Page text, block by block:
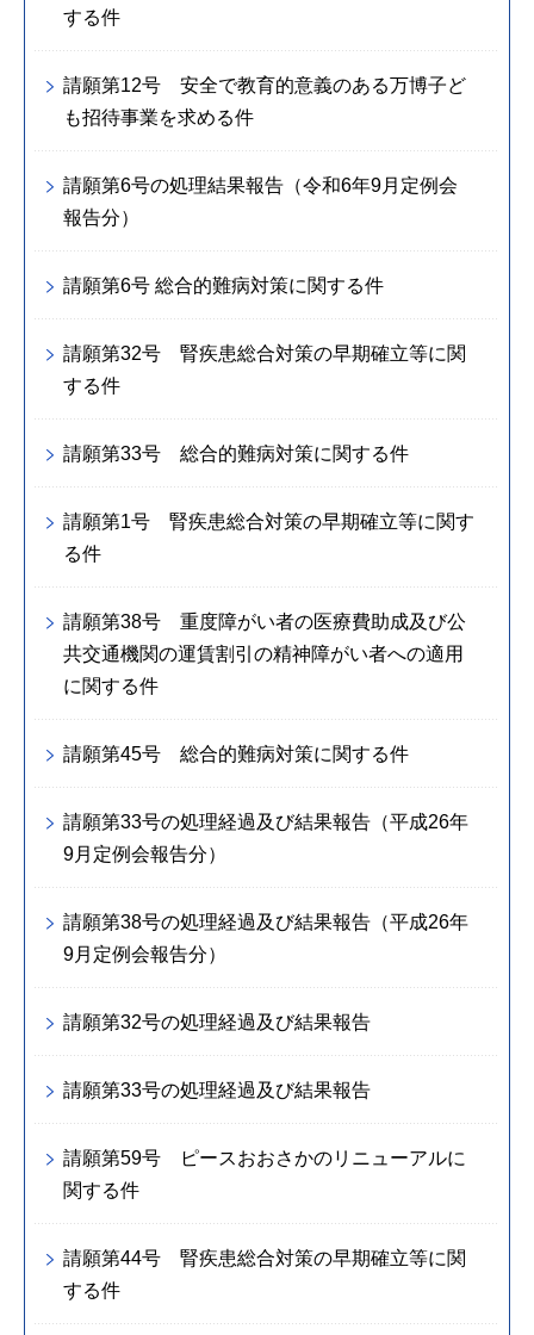
する件
請願第12号 安全で教育的意義のある万博子ど
も招待事業を求める件
請願第6号の処理結果報告（令和6年9月定例会
報告分）
請願第6号 総合的難病対策に関する件
請願第32号 腎疾患総合対策の早期確立等に関
する件
請願第33号 総合的難病対策に関する件
請願第1号 腎疾患総合対策の早期確立等に関す
る件
請願第38号 重度障がい者の医療費助成及び公
共交通機関の運賃割引の精神障がい者への適用
に関する件
請願第45号 総合的難病対策に関する件
請願第33号の処理経過及び結果報告（平成26年
9月定例会報告分）
請願第38号の処理経過及び結果報告（平成26年
9月定例会報告分）
請願第32号の処理経過及び結果報告
請願第33号の処理経過及び結果報告
請願第59号 ピースおおさかのリニューアルに
関する件
請願第44号 腎疾患総合対策の早期確立等に関
する件